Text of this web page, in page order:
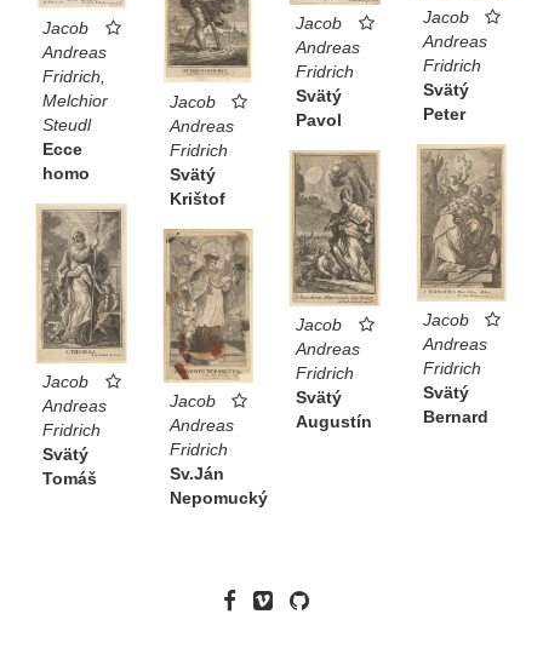
Jacob
Andreas
Fridrich
Svätý
Peter
Jacob
Andreas
Fridrich
Svätý
Pavol
Jacob
Andreas
Fridrich,
Melchior
Steudl
Ecce
homo
Jacob
Andreas
Fridrich
Svätý
Krištof
Jacob
Andreas
Fridrich
Svätý
Bernard
Jacob
Andreas
Fridrich
Svätý
Augustín
Jacob
Andreas
Fridrich
Svätý
Tomáš
Jacob
Andreas
Fridrich
Sv.Ján
Nepomucký